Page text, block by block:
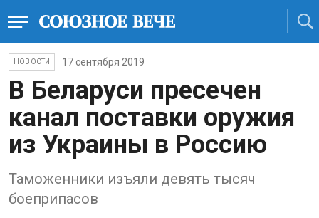
НОВОСТИ 17 сентября 2019
В Беларуси пресечен
канал поставки оружия
из Украины в Россию
Таможенники изъяли девять тысяч
боеприпасов